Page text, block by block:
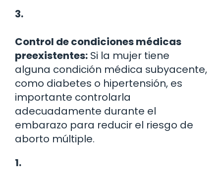
3.
Control de condiciones médicas
preexistentes: Si la mujer tiene
alguna condición médica subyacente,
como diabetes o hipertensión, es
importante controlarla
adecuadamente durante el
embarazo para reducir el riesgo de
aborto múltiple.
1.